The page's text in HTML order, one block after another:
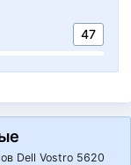
47
Dell Vostro 5620